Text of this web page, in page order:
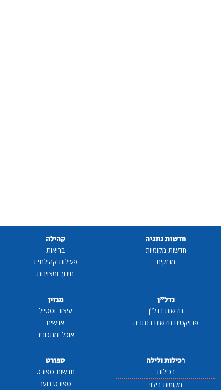
חדשות נתניה
חדשות מקומיות
מבזקים
קהילה
בריאות
פעילות קהילתית
חינוך ומצוינות
נדל"ן
חדשות נדל"ן
פרויקטים חדשים בנתניה
מגזין
עיצוב וסטייל
אנשים
אוכל ומתכונים
רכילות ולילה
רכילות
מקומות בילוי
ספורט
חדשות ספורט
ספורט נוער